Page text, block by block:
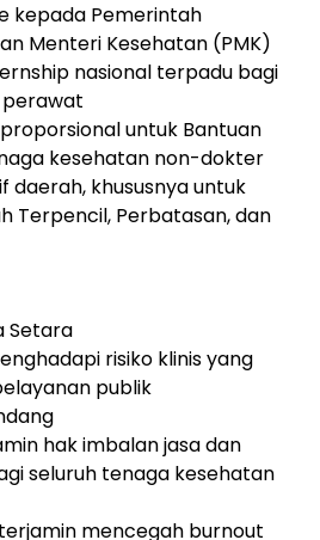
kepada Pemerintah
Menteri Kesehatan (PMK)
nasional terpadu bagi
proporsional untuk Bantuan
kesehatan non-dokter
daerah, khususnya untuk
Terpencil, Perbatasan, dan
Setara
risiko klinis yang
publik
hak imbalan jasa dan
seluruh tenaga kesehatan
mencegah burnout